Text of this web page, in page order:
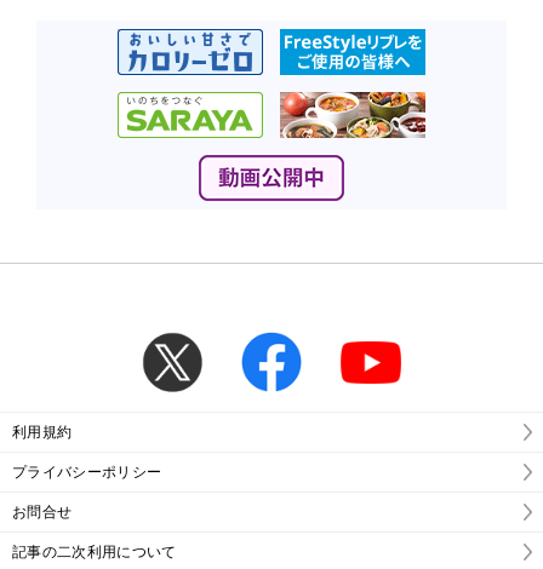
利用規約
プライバシーポリシー
お問合せ
記事の二次利用について